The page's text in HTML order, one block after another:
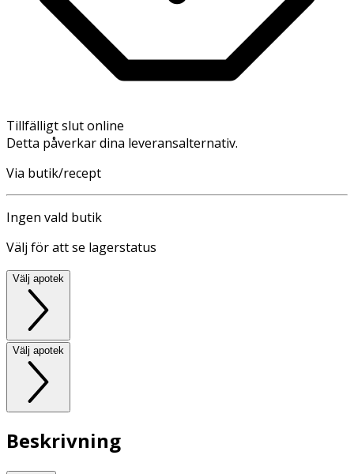
Tillfälligt slut online
Detta påverkar dina leveransalternativ.
Via butik/recept
Ingen vald butik
Välj för att se lagerstatus
Välj apotek
Välj apotek
Beskrivning